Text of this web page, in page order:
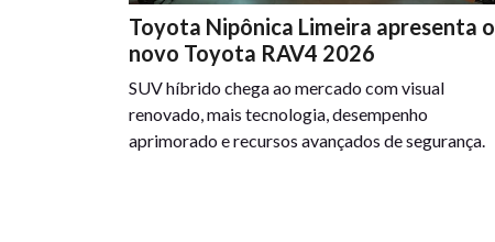
Toyota Nipônica Limeira apresenta o
novo Toyota RAV4 2026
SUV híbrido chega ao mercado com visual
renovado, mais tecnologia, desempenho
aprimorado e recursos avançados de segurança.